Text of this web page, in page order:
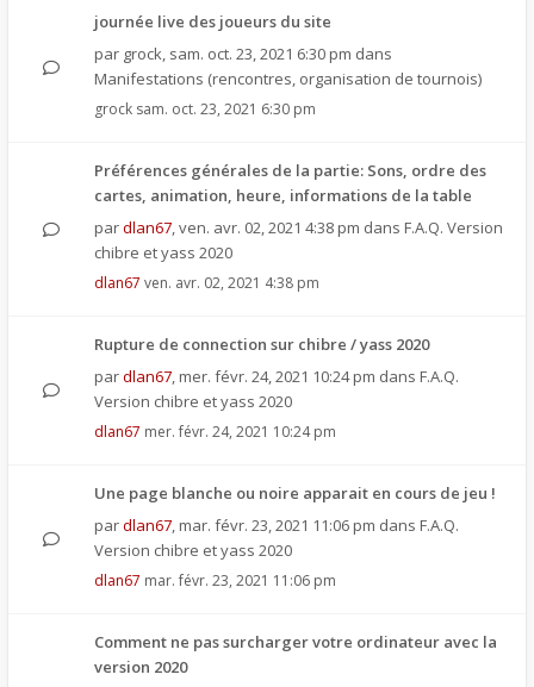
journée live des joueurs du site
par grock, sam. oct. 23, 2021 6:30 pm dans
Manifestations (rencontres, organisation de tournois)
grock sam. oct. 23, 2021 6:30 pm
Préférences générales de la partie: Sons, ordre des
cartes, animation, heure, informations de la table
pardlan67,ven. avr. 02, 2021 4:38 pm dans F.A.Q. Version
chibre et yass 2020
dlan67 ven. avr. 02, 2021 4:38 pm
Rupture de connection sur chibre / yass 2020
pardlan67, mer. févr. 24, 2021 10:24 pm dans F.A.Q.
Version chibre et yass 2020
dlan67 mer. févr. 24, 2021 10:24 pm
Une page blanche ou noire apparait en cours de jeu !
pardlan67, mar. févr. 23, 2021 11:06 pm dans F.A.Q.
Version chibre et yass 2020
dlan67 mar. févr. 23, 2021 11:06 pm
Comment ne pas surcharger votre ordinateur avec la
version 2020